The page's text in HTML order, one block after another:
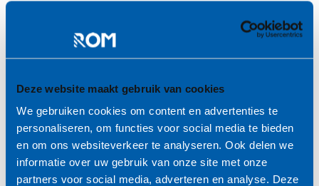
Deze website maakt gebruik van cookies
We gebruiken cookies om content en advertenties te
personaliseren, om functies voor social media te bieden
en om ons websiteverkeer te analyseren. Ook delen we
informatie over uw gebruik van onze site met onze
partners voor social media, adverteren en analyse. Deze
zijn in het meenemen van de context. Computers
worden wel beter trouwens.”
“Nog een goed voorbeeld: een radioloog. Hoe ziet de
arts of het goed is of mis? Ook die zal in eerste
instantie zeggen: ‘ik zie het gewoon’. Maar dat is een
kwestie van opleiding en ervaring. En die kun je,
kunnen wij, omzetten in regels.”
Veiligheid en voice